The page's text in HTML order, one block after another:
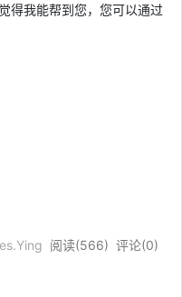
得我能帮到您，您可以通过
阅读(566) 评论(0)